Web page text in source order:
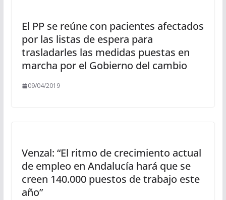
El PP se reúne con pacientes afectados
por las listas de espera para
trasladarles las medidas puestas en
marcha por el Gobierno del cambio
09/04/2019
Venzal: “El ritmo de crecimiento actual
de empleo en Andalucía hará que se
creen 140.000 puestos de trabajo este
año”